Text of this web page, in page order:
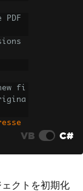
fi
VB C#
クトを初期化